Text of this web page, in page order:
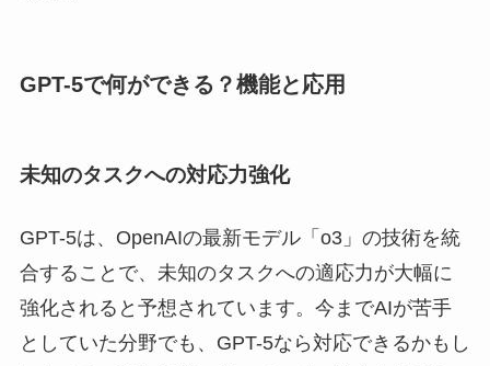
GPT-5で何ができる？機能と応用
未知のタスクへの対応力強化
GPT-5は、OpenAIの最新モデル「o3」の技術を統
合することで、未知のタスクへの適応力が大幅に
強化されると予想されています。今までAIが苦手
としていた分野でも、GPT-5なら対応できるかもし